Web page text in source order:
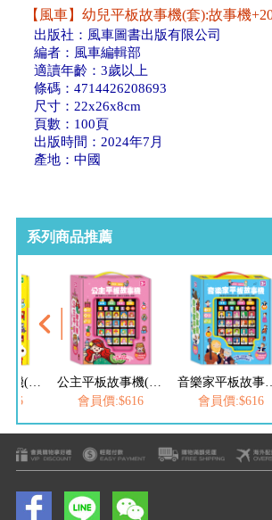
【風車】幼兒平板故事機(套):故事機
出版社：風車圖書出版有限公司
編者：風車編輯部
適讀年齡：3歲以上
條碼：4714426208693
尺寸：22x26x8cm
頁數：100頁
出版時間：2024年7月
產地：中國
系列商品推薦
會員價:$616
會員價:$616